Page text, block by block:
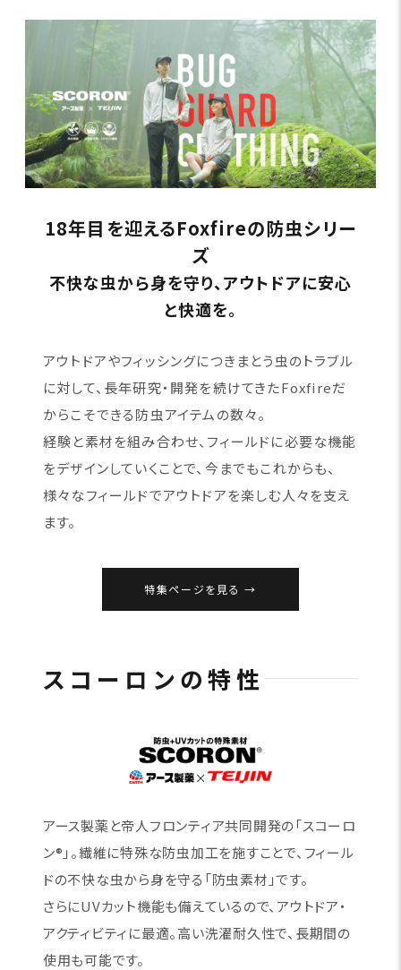
18年目を迎えるFoxfireの防虫シリー
ズ
不快な虫から身を守り、アウトドアに安心
と快適を。
アウトドアやフィッシングにつきまとう虫のトラブル
に対して、長年研究・開発を続けてきたFoxfireだ
からこそできる防虫アイテムの数々。
経験と素材を組み合わせ、フィールドに必要な機能
をデザインしていくことで、今までもこれからも、
様々なフィールドでアウトドアを楽しむ人々を支え
ます。
特集ページを見る
スコーロンの特性
アース製薬と帝人フロンティア共同開発の「スコーロ
ン®」。繊維に特殊な防虫加工を施すことで、フィール
ドの不快な虫から身を守る「防虫素材」です。
さらにUVカット機能も備えているので、アウトドア・
アクティビティに最適。高い洗濯耐久性で、長期間の
使用も可能です。